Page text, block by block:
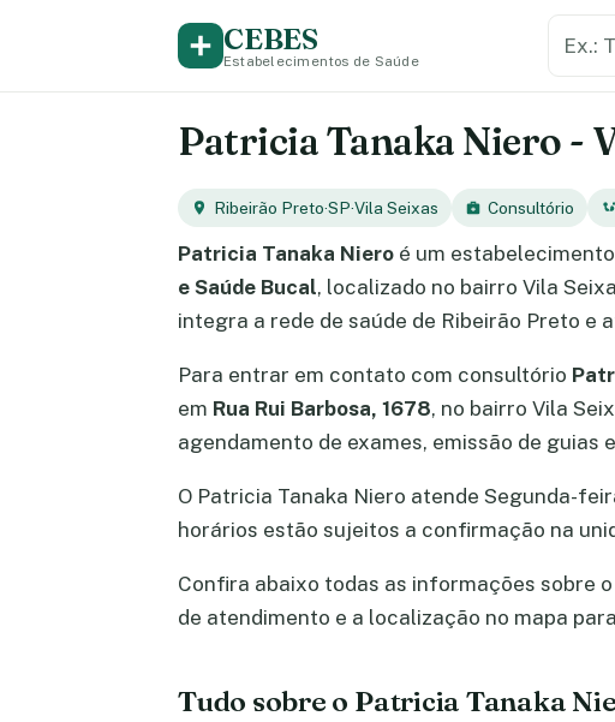
CEBES
Estabelecimentos de Saúde
Patricia Tanaka Niero -
Ribeirão Preto·SP·Vila Seixas Consultório
Patricia Tanaka Niero é um
e Saúde Bucal, localizado no bairro Vila
integra a rede de saúde de Ribeirão Preto e
Para entrar em contato com consultório
em Rua Rui Barbosa, 1678, no bairro Vila
agendamento de exames, emissão de guias
O Patricia Tanaka Niero atende Segunda-
horários estão sujeitos a confirmação na
Confira abaixo todas as informações sobre
de atendimento e a localização no mapa
Tudo sobre o Patricia Tanaka